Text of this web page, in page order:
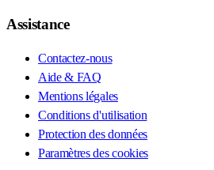
Assistance
Contactez-nous
Aide & FAQ
Mentions légales
Conditions d'utilisation
Protection des données
Paramètres des cookies